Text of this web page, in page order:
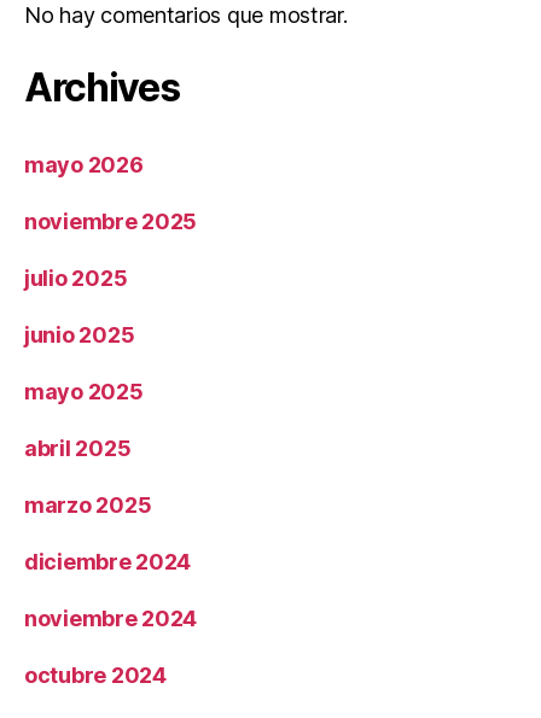
No hay comentarios que mostrar.
Archives
mayo 2026
noviembre 2025
julio 2025
junio 2025
mayo 2025
abril 2025
marzo 2025
diciembre 2024
noviembre 2024
octubre 2024